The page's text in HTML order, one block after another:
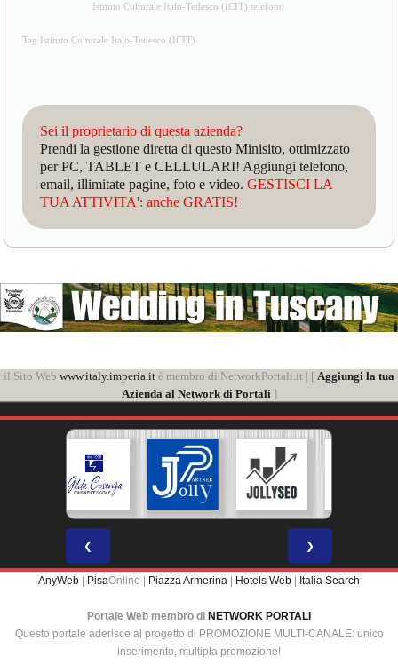
Istituto Culturale Italo-Tedesco (ICIT) telefono
Tag Istituto Culturale Italo-Tedesco (ICIT)
Sei il proprietario di questa azienda?
Prendi la gestione diretta di questo Minisito, ottimizzato
per PC, TABLET e CELLULARI! Aggiungi telefono,
email, illimitate pagine, foto e video.GESTISCI LA
TUA ATTIVITA': anche GRATIS!
il Sito Web www.italy.imperia.it è membro di NetworkPortali.it | [ Aggiungi la tua
Azienda al Network di Portali]
❮ ❯
AnyWeb PisaOnline | Piazza Armerina Hotels Web Italia Search
Portale Web membro di NETWORK PORTALI
Questo portale aderisce al progetto di PROMOZIONE MULTI-CANALE: unico
inserimento, multipla promozione!